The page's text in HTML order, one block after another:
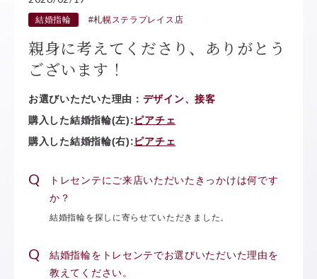
結婚指輪 #札幌ステラプレイス店
親身に考えてくださり、ありがとう
ございます！
お選びいただいた理由： デザイン、接客
購入した結婚指輪(左):ピアチェ
購入した結婚指輪(右):ピアチェ
トレセンテにご来店いただいたきっかけは何です
か？
結婚指輪を探しに寄らせていただきました。
結婚指輪をトレセンテでお選びいただいた理由を
教えてください。